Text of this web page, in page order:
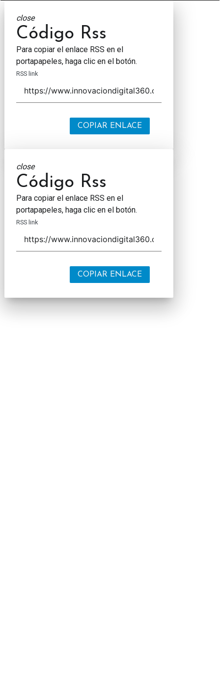
close
Código Rss
Para copiar el enlace RSS en el
portapapeles, haga clic en el botón.
RSS link
COPIAR ENLACE
close
Código Rss
Para copiar el enlace RSS en el
portapapeles, haga clic en el botón.
RSS link
COPIAR ENLACE